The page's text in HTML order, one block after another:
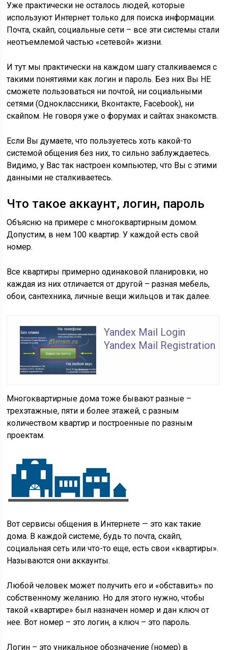
Уже практически не осталось людей, которые
используют Интернет только для поиска информации.
Почта, скайп, социальные сети – все эти системы стали
неотъемлемой частью «сетевой» жизни.
И тут мы практически на каждом шагу сталкиваемся с
такими понятиями каклогин и пароль. Без них Вы НЕ
сможете пользоваться ни почтой, ни социальными
сетями (Одноклассники, Вконтакте, Facebook), ни
скайпом. Не говоря уже о форумах и сайтах знакомств.
Если Вы думаете, что пользуетесь хоть какой-то
системой общения без них, то сильно заблуждаетесь.
Видимо, у Вас так настроен компьютер, что Вы с этими
данными не сталкиваетесь.
Что такое аккаунт, логин, пароль
Объясню на примере с многоквартирным домом.
Допустим, в нем 100 квартир. У каждой есть свой
номер.
Все квартиры примерно одинаковой планировки, но
каждая из них отличается от другой – разная мебель,
обои, сантехника, личные вещи жильцов и так далее.
Yandex Mail Login
Yandex Mail Registration
Многоквартирные дома тоже бывают разные –
трехэтажные, пяти и более этажей, с разным
количеством квартир и построенные по разным
проектам.
Вот сервисы общения в Интернете — это как такие
дома. В каждой системе, будь то почта, скайп,
социальная сеть или что-то еще, есть свои «квартиры».
Называются ониаккаунты.
Любой человек может получить его и «обставить» по
собственному желанию. Но для этого нужно, чтобы
такой «квартире» был назначен номер и дан ключ от
нее. Вот номер – это логин, а ключ – это пароль.
Логин – это уникальное обозначение (номер) в